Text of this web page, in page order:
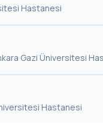
Hastanesi
·Gazi Üniversitesi
Hastanesi